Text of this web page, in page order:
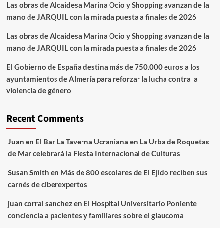
Las obras de Alcaidesa Marina Ocio y Shopping avanzan de la
mano de JARQUIL con la mirada puesta a finales de 2026
Las obras de Alcaidesa Marina Ocio y Shopping avanzan de la
mano de JARQUIL con la mirada puesta a finales de 2026
El Gobierno de España destina más de 750.000 euros a los
ayuntamientos de Almería para reforzar la lucha contra la
violencia de género
Recent Comments
Juan en El Bar La Taverna Ucraniana en La Urba de Roquetas
de Mar celebrará la Fiesta Internacional de Culturas
Susan Smith en Más de 800 escolares de El Ejido reciben sus
carnés de ciberexpertos
juan corral sanchezen El Hospital Universitario Poniente
conciencia a pacientes y familiares sobre el glaucoma